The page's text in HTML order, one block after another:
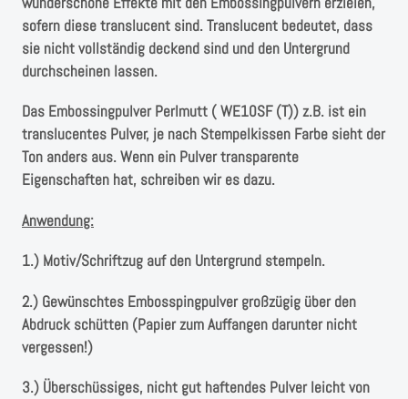
sofern diese translucent sind. Translucent bedeutet, dass
sie nicht vollständig deckend sind und den Untergrund
durchscheinen lassen.
Das Embossingpulver Perlmutt ( WE10SF (T)) z.B. ist ein
translucentes Pulver, je nach Stempelkissen Farbe sieht der
Ton anders aus. Wenn ein Pulver transparente
Eigenschaften hat, schreiben wir es dazu.
Anwendung:
1.) Motiv/Schriftzug auf den Untergrund stempeln.
2.) Gewünschtes Embosspingpulver großzügig über den
Abdruck schütten (Papier zum Auffangen darunter nicht
vergessen!)
3.) Überschüssiges, nicht gut haftendes Pulver leicht von